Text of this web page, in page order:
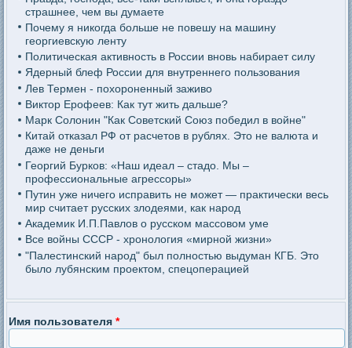
страшнее, чем вы думаете
Почему я никогда больше не повешу на машину
георгиевскую ленту
Политическая активность в России вновь набирает силу
Ядерный блеф России для внутреннего пользования
Лев Термен - похороненный заживо
Виктор Ерофеев: Как тут жить дальше?
Марк Солонин "Как Советский Союз победил в войне"
Китай отказал РФ от расчетов в рублях. Это не валюта и
даже не деньги
Георгий Бурков: «Наш идеал – стадо. Мы –
профессиональные агрессоры»
Путин уже ничего исправить не может — практически весь
мир считает русских злодеями, как народ
Академик И.П.Павлов о русском массовом уме
Все войны СССР - хронология «мирной жизни»
"Палестинский народ" был полностью выдуман КГБ. Это
было лубянским проектом, спецоперацией
Имя пользователя*